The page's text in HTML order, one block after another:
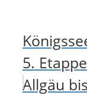
5.
Allgäu